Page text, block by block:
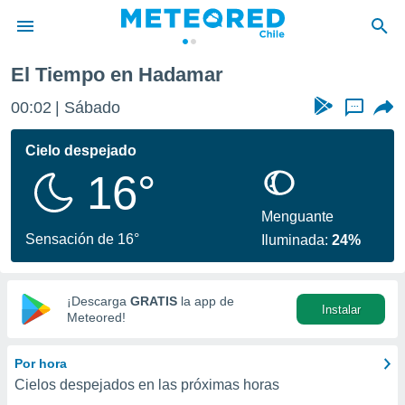
de
por
se
calidad.
a este
las
y
forma
digital
basada
El Tiempo en Hadamar
00:02 Sábado ...
Cielo despejado
16°
Sensación de 16°
Menguante
Iluminada:24%
¡Descarga GRATIS la app de
Meteored!
Instalar
Por hora
Cielos despejados en las próximas horas